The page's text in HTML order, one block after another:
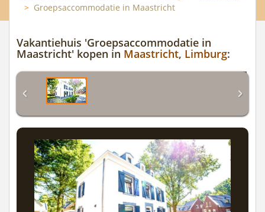
Groepsaccommodatie in Maastricht
Vakantiehuis 'Groepsaccommodatie in
Maastricht' kopen in Maastricht, Limburg: